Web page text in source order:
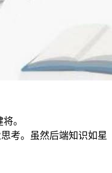
。
考。虽然后端知识如星